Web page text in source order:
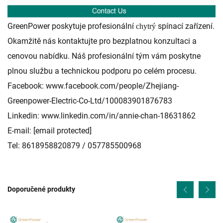
GreenPower poskytuje profesionální chytrý spínací zařízení.
Okamžitě nás kontaktujte pro bezplatnou konzultaci a
cenovou nabídku. Náš profesionální tým vám poskytne
plnou službu a technickou podporu po celém procesu.
Facebook: www.facebook.com/people/Zhejiang-
Greenpower-Electric-Co-Ltd/100083901876783
Linkedin: www.linkedin.com/in/annie-chan-18631862
E-mail: [email protected]
Tel: 8618958820879 / 057785500968
Doporučené produkty